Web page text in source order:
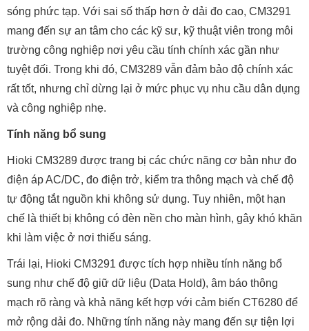
sóng phức tạp. Với sai số thấp hơn ở dải đo cao, CM3291
mang đến sự an tâm cho các kỹ sư, kỹ thuật viên trong môi
trường công nghiệp nơi yêu cầu tính chính xác gần như
tuyệt đối. Trong khi đó, CM3289 vẫn đảm bảo độ chính xác
rất tốt, nhưng chỉ dừng lại ở mức phục vụ nhu cầu dân dụng
và công nghiệp nhẹ.
Tính năng bổ sung
Hioki CM3289 được trang bị các chức năng cơ bản như đo
điện áp AC/DC, đo điện trở, kiểm tra thông mạch và chế độ
tự động tắt nguồn khi không sử dụng. Tuy nhiên, một hạn
chế là thiết bị không có đèn nền cho màn hình, gây khó khăn
khi làm việc ở nơi thiếu sáng.
Trái lại, Hioki CM3291 được tích hợp nhiều tính năng bổ
sung như chế độ giữ dữ liệu (Data Hold), âm báo thông
mạch rõ ràng và khả năng kết hợp với cảm biến CT6280 để
mở rộng dải đo. Những tính năng này mang đến sự tiện lợi